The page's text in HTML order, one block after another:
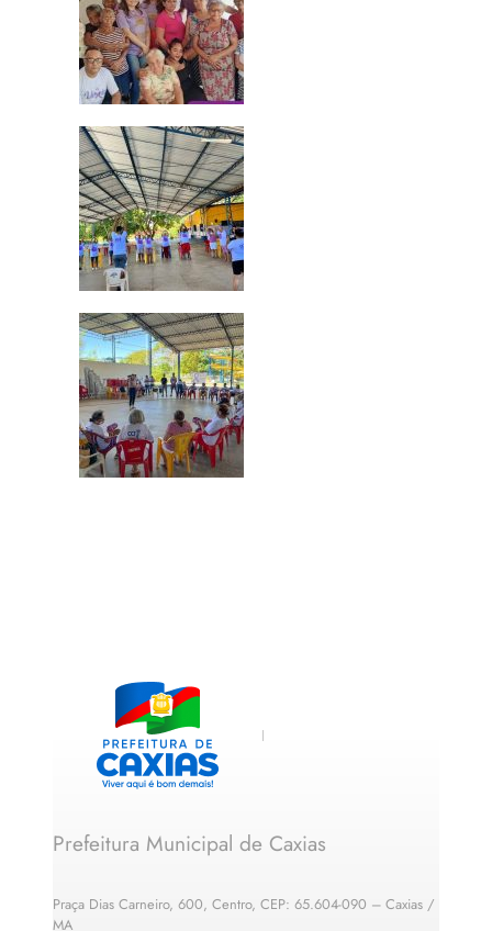
Prefeitura Municipal de Caxias
Praça Dias Carneiro, 600, Centro, CEP: 65.604-090 – Caxias /
MA